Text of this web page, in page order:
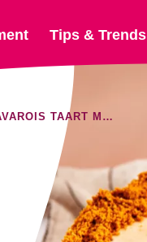
Tips & Trends
NO BAKE SPECULOOS BAVAROIS TAART MET SPREAD